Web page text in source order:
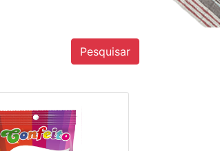
Pesquisar